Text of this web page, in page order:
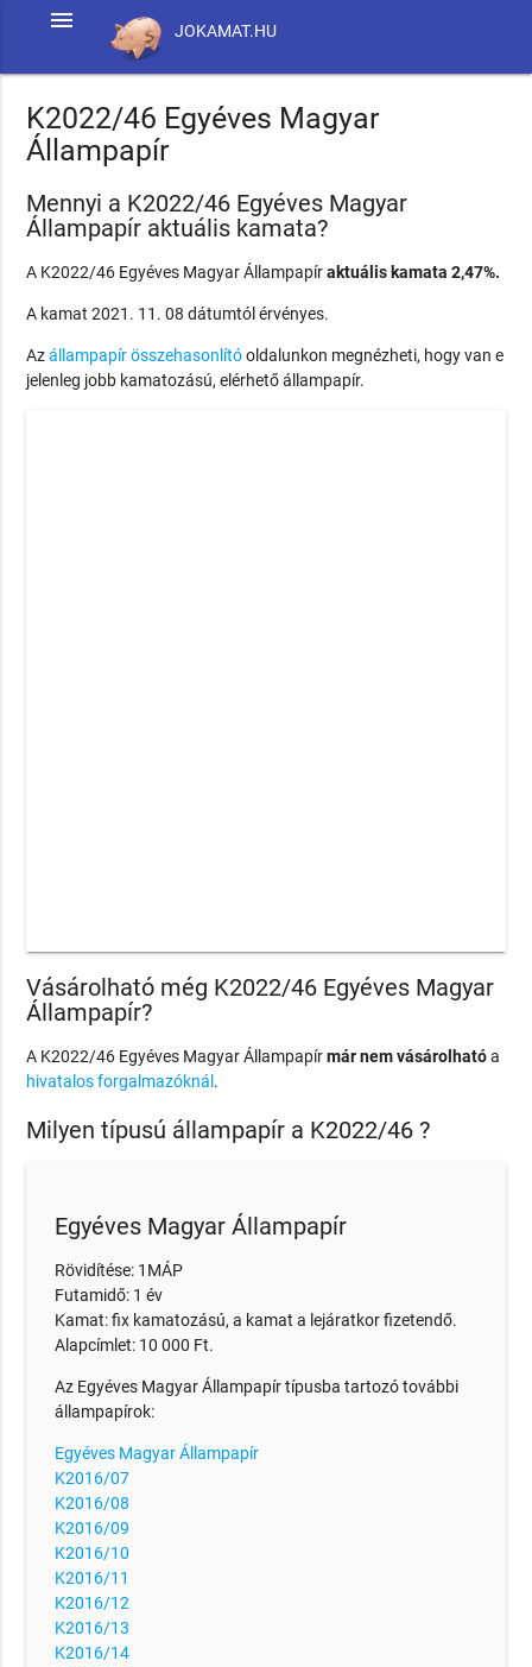
JOKAMAT.HU
menu
K2022/46 Egyéves Magyar
Állampapír
Mennyi a K2022/46 Egyéves Magyar
Állampapír aktuális kamata?
A K2022/46 Egyéves Magyar Állampapíraktuális kamata 2,47%.
A kamat 2021. 11. 08 dátumtól érvényes.
Azállampapír összehasonlítóoldalunkon megnézheti, hogy van e
jelenleg jobb kamatozású, elérhető állampapír.
Vásárolható még K2022/46 Egyéves Magyar
Állampapír?
A K2022/46 Egyéves Magyar Állampapírmár nem vásárolhatóa
hivatalos forgalmazóknál .
Milyen típusú állampapír a K2022/46 ?
Egyéves Magyar Állampapír
Rövidítése: 1MÁP
Futamidő: 1 év
Kamat: fix kamatozású, a kamat a lejáratkor fizetendő.
Alapcímlet: 10 000 Ft.
Az Egyéves Magyar Állampapír típusba tartozó további
állampapírok:
Egyéves Magyar Állampapír
K2016/07
K2016/08
K2016/09
K2016/10
K2016/11
K2016/12
K2016/13
K2016/14